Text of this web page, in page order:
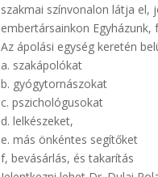
szakmai színvonalon látja el,
embertársainkon
Az ápolási egység keretén
a. szakápolókat
b. gyógytornászokat
c. pszichológusokat
d. lelkészeket,
e. más önkéntes segítőket
f, bevásárlás, és takarítás